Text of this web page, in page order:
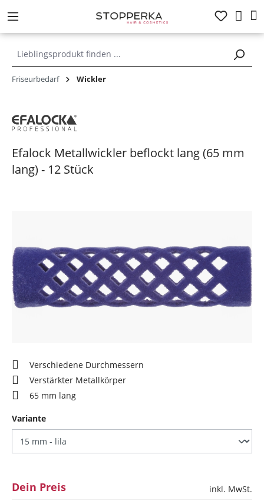
springen
Friseurbedarf Wickler
Efalock Metallwickler beflockt lang (65 mm
lang) - 12 Stück
Verschiedene Durchmessern
Verstärkter Metallkörper
65 mm lang
Varianteauswählen
Dein Preis
inkl. MwSt.